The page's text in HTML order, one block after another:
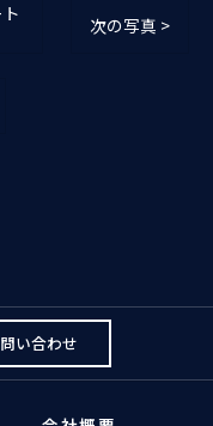
次の写真 >
い合わせ